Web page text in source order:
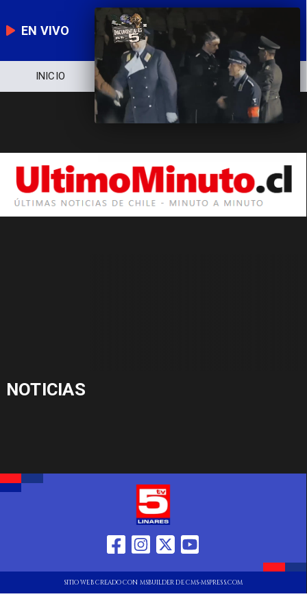
EN VIVO
INICIO NOTICIERO POLÍTICA
NOTICIAS
SITIO WEB CREADO CON MSBUILDER DE CMS-MSPRESS.COM